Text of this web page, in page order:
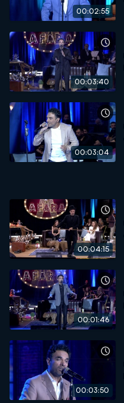
00:02:55
00:03:40
00:03:04
00:04:15
00:01:46
00:03:50